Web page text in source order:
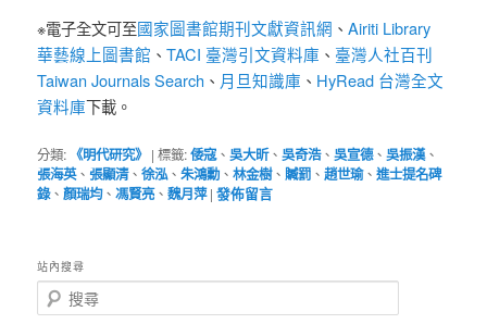
※電子全文可至國家圖書館期刊文獻資訊網 、Airiti Library
華藝線上圖書館 、TACI 臺灣引文資料庫 、 臺灣人社百刊
Taiwan Journals Search 、 月旦知識庫 、 HyRead 台灣全文
資料庫下載。
分類: 《明代研究》 |標籤:倭寇、吳大昕、吳奇浩、吳宣德、吳振漢、
張海英、張顯清、徐泓、朱鴻勳 、林金樹、 贓罰 、趙世瑜、進士提名碑
錄、顏瑞均、馮賢亮、魏月萍 |發佈留言
站內搜尋
搜
尋